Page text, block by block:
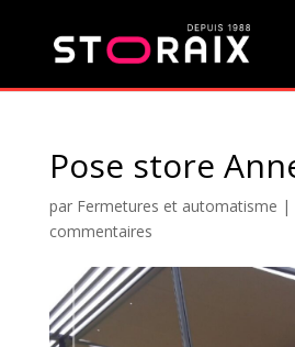
Pose store
par Fermetures et automatisme |
commentaires